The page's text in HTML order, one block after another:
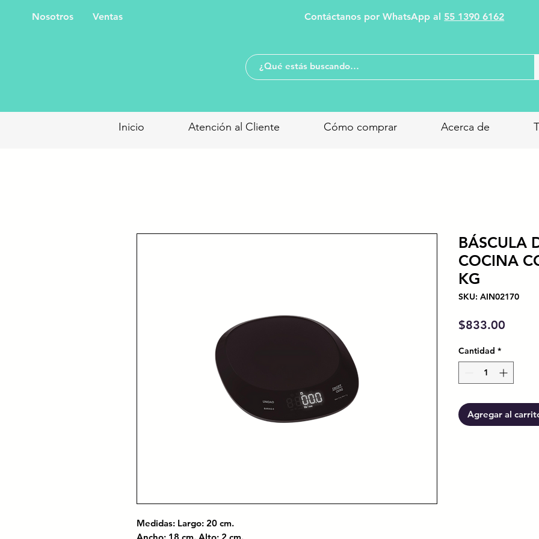
Nosotros Ventas Contáctanos por WhatsApp al 55 1390 6162
Inicio Atención al Cliente Cómo comprar Acerca de
Medidas: Largo: 20 cm.
BÁSCULA
COCINA
KG
SKU: AIN02170
$833.00
Cantidad *
Agregar al